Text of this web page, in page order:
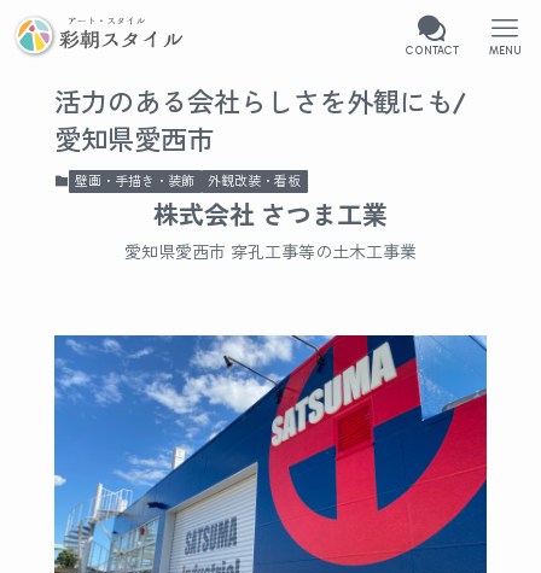
CONTACT MENU
活力のある会社らしさを外観にも/
愛知県愛西市
壁画・手描き・装飾 外観改装・看板
株式会社 さつま工業
愛知県愛西市 穿孔工事等の土木工事業